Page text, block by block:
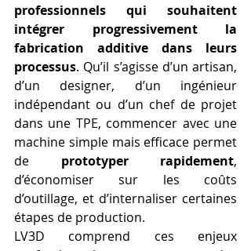
professionnels qui souhaitent
intégrer progressivement la
fabrication additive dans leurs
processus. Qu’il s’agisse d’un artisan,
d’un designer, d’un ingénieur
indépendant ou d’un chef de projet
dans une TPE, commencer avec une
machine simple mais efficace permet
de prototyper rapidement,
d’économiser sur les coûts
d’outillage, et d’internaliser certaines
étapes de production.
LV3D comprend ces enjeux